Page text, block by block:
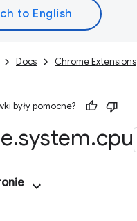
Docs Chrome Extensions
były pomocne?
.system.cpu